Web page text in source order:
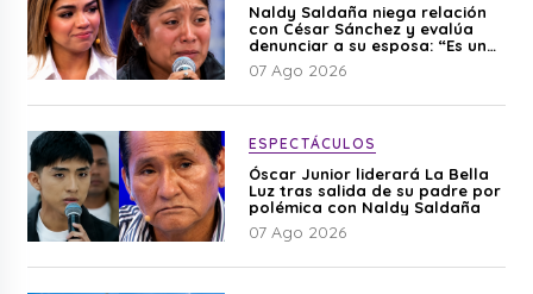
Naldy Saldaña niega relación
con César Sánchez y evalúa
denunciar a su esposa: “Es una
difamación”
07 Ago 2026
ESPECTÁCULOS
Óscar Junior liderará La Bella
Luz tras salida de su padre por
polémica con Naldy Saldaña
07 Ago 2026